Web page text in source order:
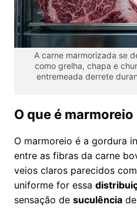
A carne marmorizada se
como grelha, chapa e
entremeada derrete
O que é
O marmoreio é a gordura
entre as fibras da carne
veios claros parecidos
uniforme for essa
sensação de suculência